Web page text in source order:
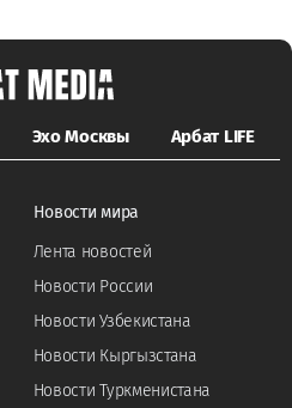
Эхо Москвы Арбат LIFE
Новости мира
Лента новостей
Новости России
Новости Узбекистана
Новости Кыргызстана
Новости Туркменистана